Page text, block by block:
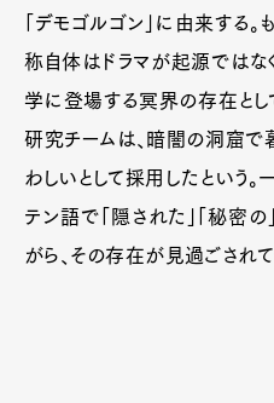
「デモゴルゴン」に由来する
称自体はドラマが起源ではな
学に登場する冥界の存在とし
研究チームは、暗闇の洞窟で
わしいとして採用したという
テン語で「隠された」「秘密
がら、その存在が見過ごされて